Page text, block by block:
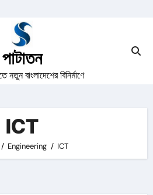
পাটাতন
নতুন বাংলাদেশের বিনির্মাণে
ICT
Engineering ICT